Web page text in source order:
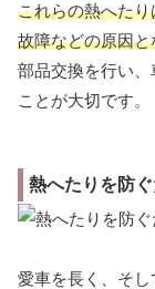
これらの熱へた
故障などの原因と
部品交換を行い
ことが大切です。
熱へたりを防
愛車を長く、そ